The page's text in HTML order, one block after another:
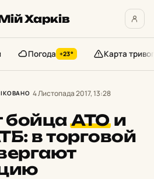
Харків
Погода +23° Карта тривог
4 Листопада 2017, 13:28
бойцаАТОи
в торговой